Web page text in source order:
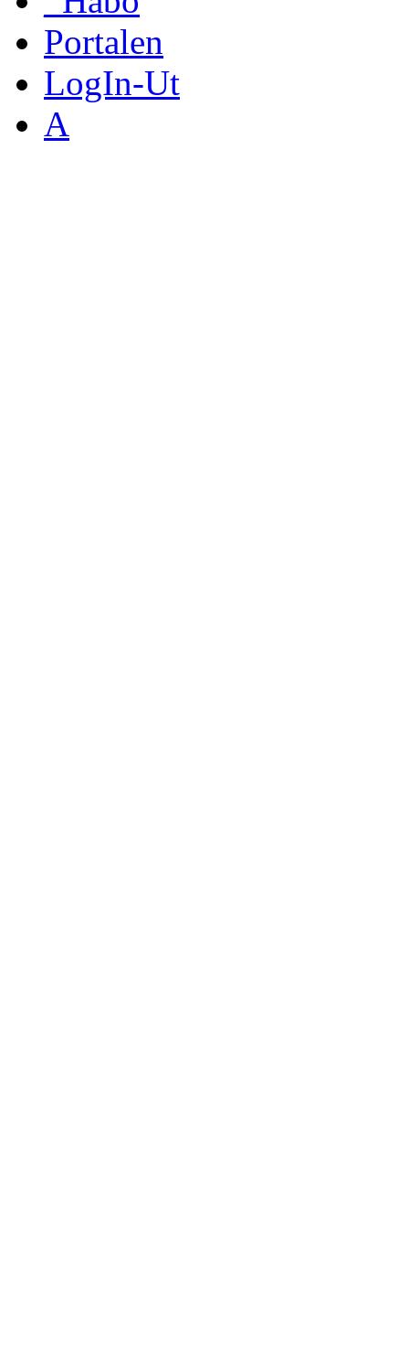
Portalen
LogIn-Ut
A